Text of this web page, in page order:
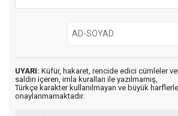
UYARI: Küfür, hakaret, rencide edici cümleler
saldırı içeren, imla kuralları ile yazılmamış,
Türkçe karakter kullanılmayan ve büyük
onaylanmamaktadır.